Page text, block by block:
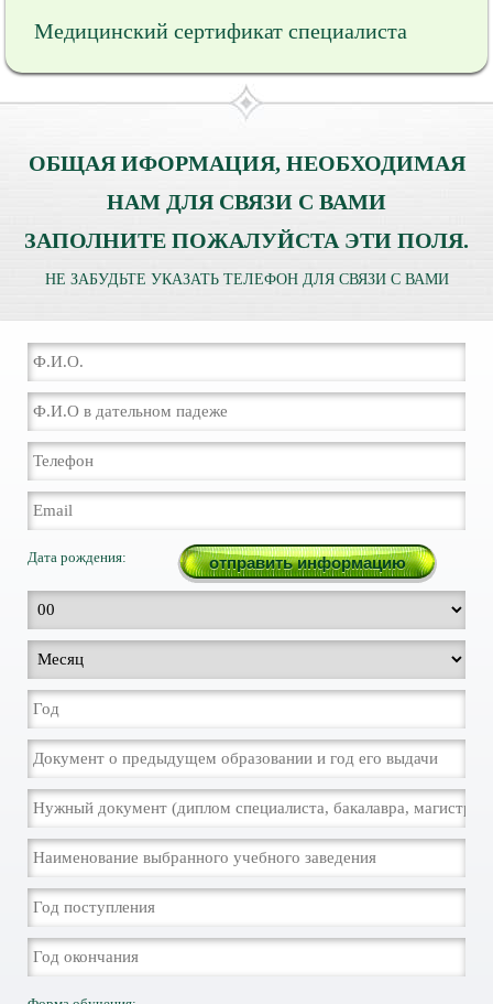
Медицинский сертификат специалиста
ОБЩАЯ ИФОРМАЦИЯ, НЕОБХОДИМАЯ
НАМ ДЛЯ СВЯЗИ С ВАМИ
ЗАПОЛНИТЕ ПОЖАЛУЙСТА ЭТИ ПОЛЯ.
НЕ ЗАБУДЬТЕ УКАЗАТЬ ТЕЛЕФОН ДЛЯ СВЯЗИ С ВАМИ
Дата рождения: